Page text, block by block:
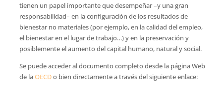
tienen un papel importante que desempeñar –y una gran
responsabilidad– en la configuración de los resultados de
bienestar no materiales (por ejemplo, en la calidad del empleo,
el bienestar en el lugar de trabajo…) y en la preservación y
posiblemente el aumento del capital humano, natural y social.
Se puede acceder al documento completo desde la página Web
de laOECDo bien directamente a través del siguiente enlace: